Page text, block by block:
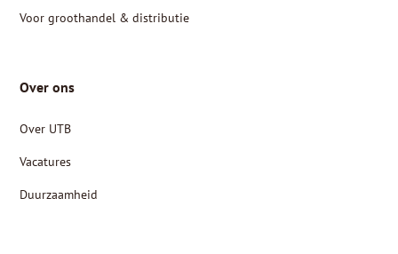
Voor groothandel & distributie
Over ons
Over UTB
Vacatures
Duurzaamheid